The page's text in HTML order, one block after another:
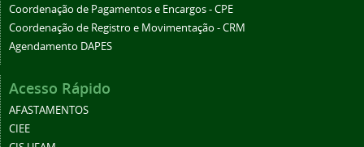
Coordenação de Pagamentos e Encargos - CPE
Coordenação de Registro e Movimentação - CRM
Agendamento DAPES
Acesso Rápido
AFASTAMENTOS
CIEE